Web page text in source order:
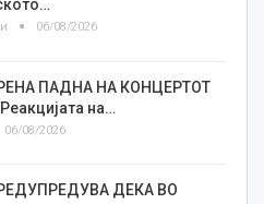
06/08/2026
ПАДНА НА КОНЦЕРТОТ
на…
06/08/2026
ДЕКА ВО